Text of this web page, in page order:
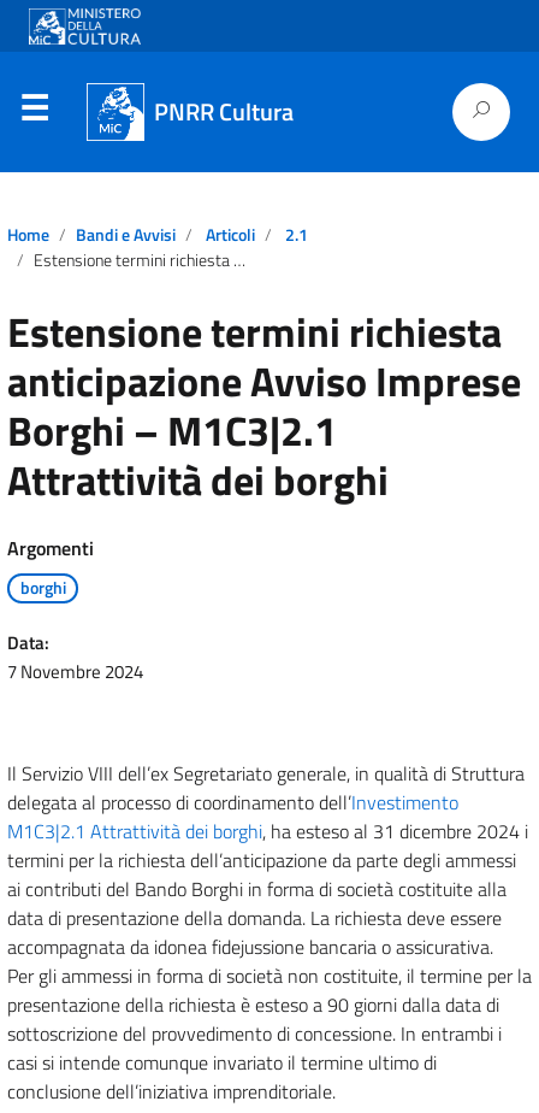
PNRR Cultura
Home Bandi e Avvisi Articoli
2.1
Estensione termini richiesta anticipazione Avviso Imprese Borghi – M1C3|2.1 Attrattività dei borghi
Estensione termini richiesta
anticipazione Avviso Imprese
Borghi – M1C3|2.1
Attrattività dei borghi
Argomenti
borghi
Data:
7 Novembre 2024
Il Servizio VIII dell’ex Segretariato generale, in qualità di Struttura
delegata al processo di coordinamento dell’Investimento
M1C3|2.1 Attrattività dei borghi, ha esteso al 31 dicembre 2024 i
termini per la richiesta dell’anticipazione da parte degli ammessi
ai contributi del Bando Borghi in forma di società costituite alla
data di presentazione della domanda. La richiesta deve essere
accompagnata da idonea fidejussione bancaria o assicurativa.
Per gli ammessi in forma di società non costituite, il termine per la
presentazione della richiesta è esteso a 90 giorni dalla data di
sottoscrizione del provvedimento di concessione. In entrambi i
casi si intende comunque invariato il termine ultimo di
conclusione dell’iniziativa imprenditoriale.